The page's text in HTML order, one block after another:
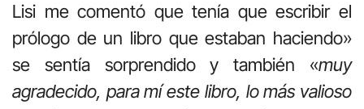
Lisi me comentó que tenía que escribir el
prólogo de un libro que estaban haciendo»
se sentía sorprendido y también «muy
agradecido, para mí este libro, lo más valioso